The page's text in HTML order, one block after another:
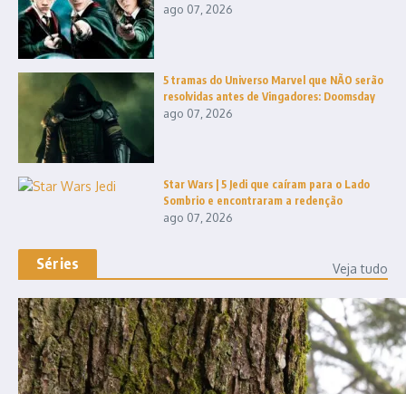
ago 07, 2026
5 tramas do Universo Marvel que NÃO serão
resolvidas antes de Vingadores: Doomsday
ago 07, 2026
Star Wars | 5 Jedi que caíram para o Lado
Sombrio e encontraram a redenção
ago 07, 2026
Séries Veja tudo